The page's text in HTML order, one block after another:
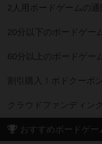
2人用ボードゲームの通
20分以下のボードゲー
60分以上のボードゲー
割引購入！ボドクーポ
クラウドファンディン
おすすめボードゲー